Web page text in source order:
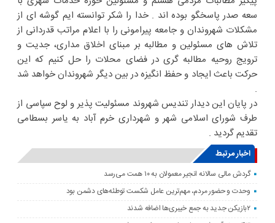
سعه صدر پاسخگو بوده اند . خدا را شکر توانسته ایم گوشه ای از
مشکلات شهروندان و جامعه پیرامونی را با اعلام مراتب قدردانی از
تلاش های مسئولین و مطالبه بر مبنای اخلاق مداری، جدیت و
ترویج روحیه مطالبه گری در فضای محلات را حل کنیم که این
حرکت باعث ایجاد و حفظ انگیزه در بین دیگر شهروندان خواهد شد
.
در پایان این دیدار تندیس شهروند مسئولیت پذیر و لوح سپاسی از
طرف شورای اسلامی شهر و شهرداری خرم آباد به یاسر بسطامی
تقدیم گردید .
اخبار مرتبط
گردش مالی سالانه انجیر معمولان به ۱۰ همت می‌رسد
وحدت و حضور مردم، مهم‌ترین عامل شکست توطئه‌های دشمن بود
۲بازیکن جدید به جمع خیبری‌ها اضافه شدند